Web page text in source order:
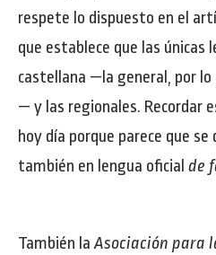
respete lo dispuesto en el
que establece que las únicas
castellana —la general, por lo
— y las regionales. Recordar
hoy día porque parece que
también en lengua oficial de
También laAsociación para